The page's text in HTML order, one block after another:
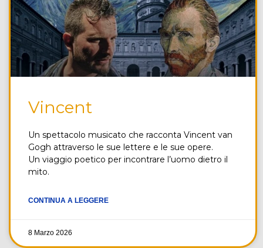
Vincent
Un spettacolo musicato che racconta Vincent van
Gogh attraverso le sue lettere e le sue opere.
Un viaggio poetico per incontrare l’uomo dietro il
mito.
CONTINUA A LEGGERE
8 Marzo 2026